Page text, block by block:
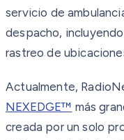
servicio de
despacho,
rastreo de
Actualmente,
NEXEDGE™ más
creada por un solo